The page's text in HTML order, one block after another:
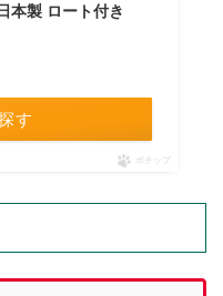
本製 ロート付き
す
ポチップ